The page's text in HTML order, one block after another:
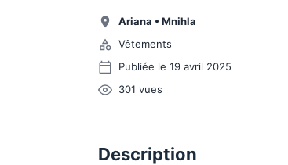
Ariana • Mnihla
Vêtements
Publiée le 19 avril 2025
301 vues
Description